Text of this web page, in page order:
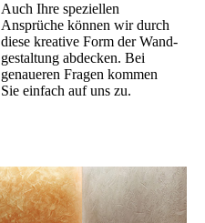
Auch Ihre speziellen
Ansprüche können wir durch
diese kreative Form der Wand­
gestal­tung ab­decken. Bei
genau­eren Fragen kom­men
Sie ein­fach auf uns zu.